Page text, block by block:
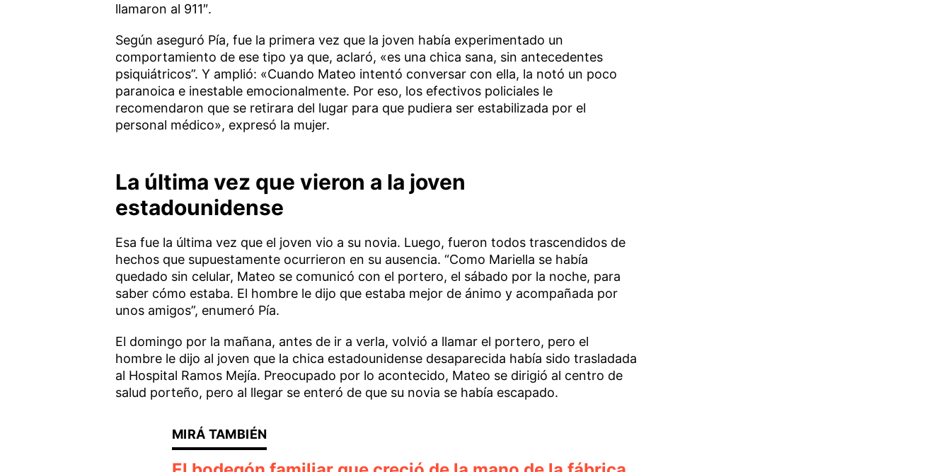
llamaron al 911″.
Según aseguró Pía, fue la primera vez que la joven había experimentado un
comportamiento de ese tipo ya que, aclaró, «es una chica sana, sin antecedentes
psiquiátricos”. Y amplió: «Cuando Mateo intentó conversar con ella, la notó un poco
paranoica e inestable emocionalmente. Por eso, los efectivos policiales le
recomendaron que se retirara del lugar para que pudiera ser estabilizada por el
personal médico», expresó la mujer.
La última vez que vieron a la joven
estadounidense
Esa fue la última vez que el joven vio a su novia. Luego, fueron todos trascendidos de
hechos que supuestamente ocurrieron en su ausencia. “Como Mariella se había
quedado sin celular, Mateo se comunicó con el portero, el sábado por la noche, para
saber cómo estaba. El hombre le dijo que estaba mejor de ánimo y acompañada por
unos amigos”, enumeró Pía.
El domingo por la mañana, antes de ir a verla, volvió a llamar el portero, pero el
hombre le dijo al joven que la chica estadounidense desaparecida había sido trasladada
al Hospital Ramos Mejía. Preocupado por lo acontecido, Mateo se dirigió al centro de
salud porteño, pero al llegar se enteró de que su novia se había escapado.